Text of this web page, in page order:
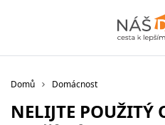
Domů Domácnost
NELIJTE POUŽITÝ